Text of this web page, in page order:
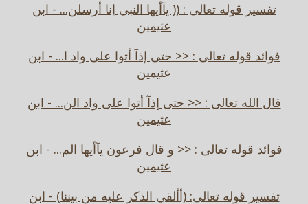
تفسير قوله تعالى : (( يآأيها النبي إنا أرسلن... - ابن
عثيمين
فوائد قوله تعالى : << حتى إذآ أتوا على واد ا... - ابن
عثيمين
قال الله تعالى : << حتى إذآ أتوا على واد الن... - ابن
عثيمين
فوائد قوله تعالى : << و قال فرعون يآأيها الم... - ابن
عثيمين
تفسير قوله تعالى: (أألقي الذكر عليه من بيننا) - ابن